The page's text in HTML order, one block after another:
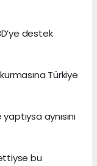
destek
Türkiye
aynısını
bu